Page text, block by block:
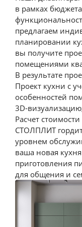
Кухня Мюнхен
от 23 296 п/м
Посмотреть
в рамках
предлагаем
планировании
вы получите
помещениями
В результате
Проект кухни с
особенностей
3D-
Расчет
СТОЛПЛИТ
уровнем
ваша новая
приготовления
для общения и